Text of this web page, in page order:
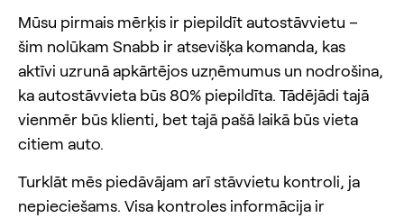
Mūsu pirmais mērķis ir piepildīt autostāvvietu –
šim nolūkam Snabb ir atsevišķa komanda, kas
aktīvi uzrunā apkārtējos uzņēmumus un nodrošina,
ka autostāvvieta būs 80% piepildīta. Tādējādi tajā
vienmēr būs klienti, bet tajā pašā laikā būs vieta
citiem auto.
Turklāt mēs piedāvājam arī stāvvietu kontroli, ja
nepieciešams. Visa kontroles informācija ir